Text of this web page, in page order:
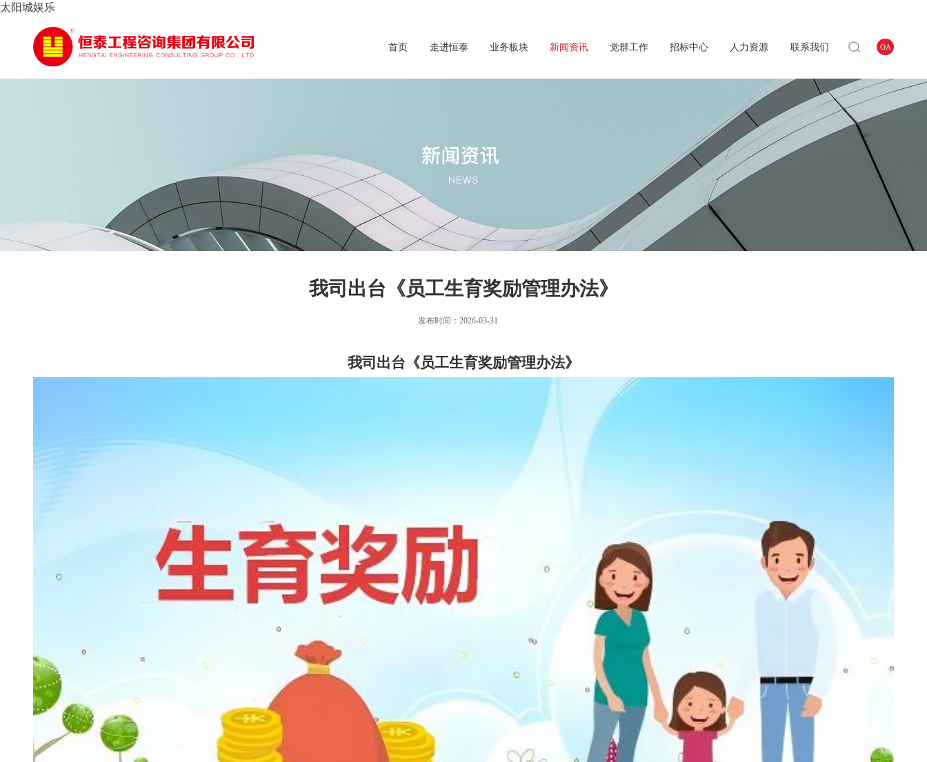
太阳城娱乐
首页 走进恒泰 业务板块 新闻资讯 党群工作 招标中心 人力资源 联系我们 OA
我司出台《员工生育奖励管理办法》
发布时间：2026-03-31
我司出台《员工生育奖励管理办法》